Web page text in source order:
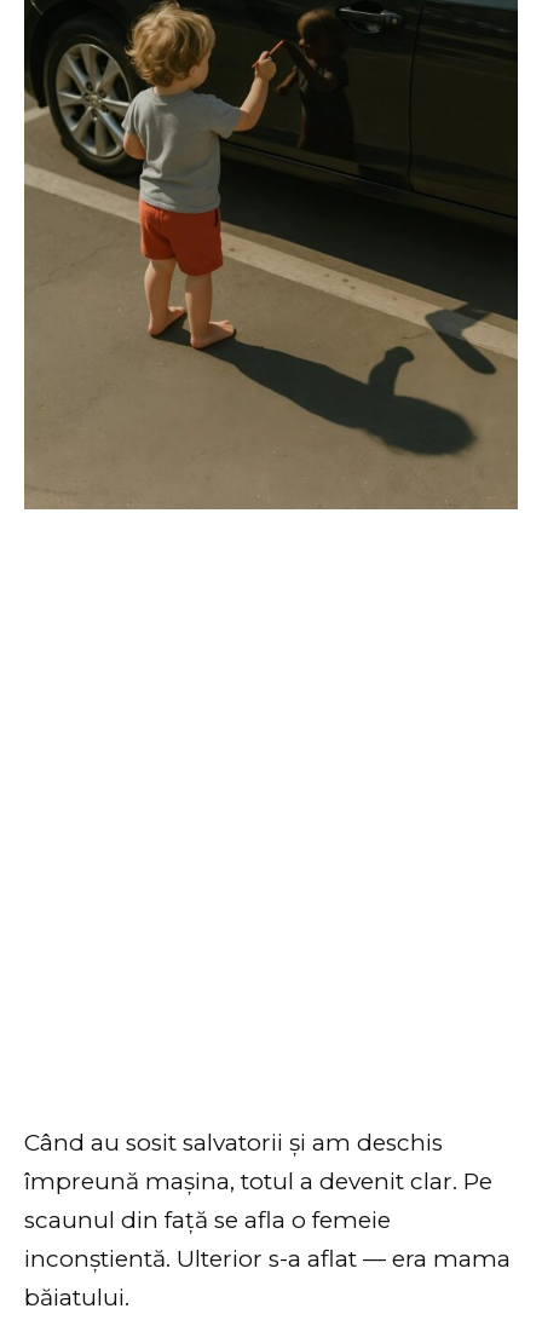
Când au sosit salvatorii și am deschis
împreună mașina, totul a devenit clar. Pe
scaunul din față se afla o femeie
inconștientă. Ulterior s-a aflat — era mama
băiatului.